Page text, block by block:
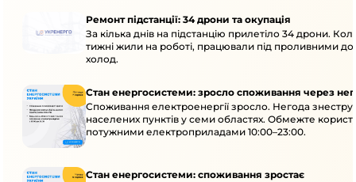
Ремонт підстанції: 34 дрони та окупація
За кілька днів на підстанцію прилетіло 34 дрони.
тижні жили на роботі, працювали під проливними
холод.
Стан енергосистеми: зросло споживання через
Споживання електроенергії зросло. Негода
населених пунктів у семи областях. Обмежте
потужними електроприладами 10:00–23:00.
Стан енергосистеми: споживання зростає